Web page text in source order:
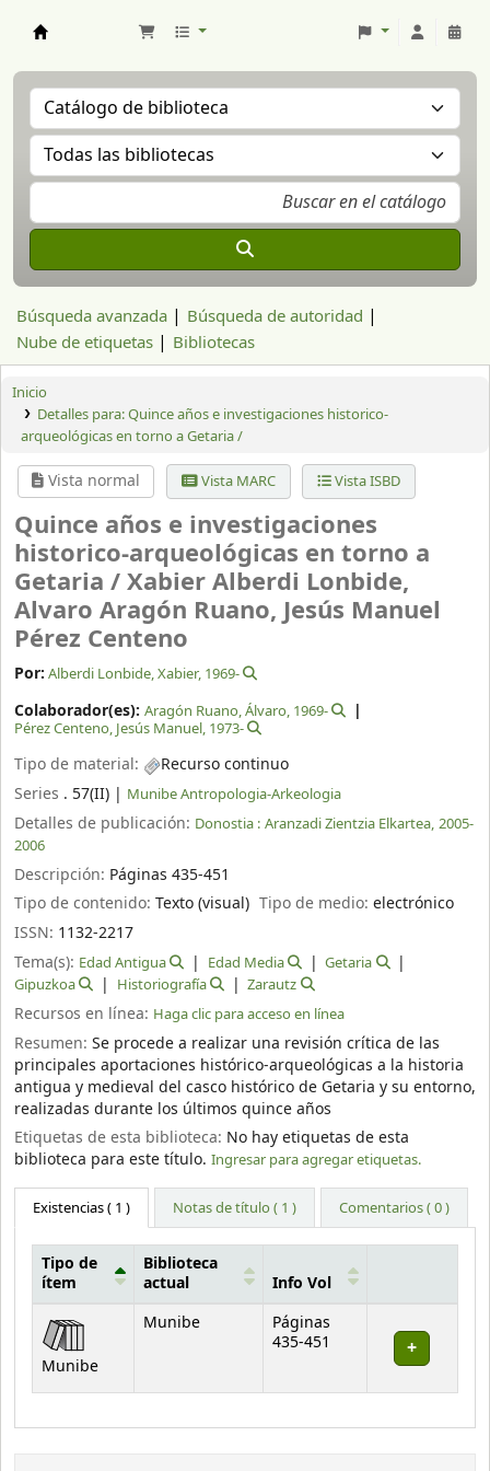
Búsqueda avanzada
Búsqueda de autoridad
Nube de etiquetas
Bibliotecas
Inicio
Detalles para:Quince años e investigaciones historico-
arqueológicas en torno a Getaria /
Vista normal Vista MARC Vista ISBD
Quince años e investigaciones
historico-arqueológicas en torno a
Getaria /Xabier Alberdi Lonbide,
Alvaro Aragón Ruano, Jesús Manuel
Pérez Centeno
Por: Alberdi Lonbide, Xabier, 1969-
Colaborador(es): Aragón Ruano, Álvaro, 1969-
Pérez Centeno, Jesús Manuel, 1973-
Tipo de material:
Recurso continuo
Series . 57(II) | Munibe Antropologia-Arkeologia
Detalles de publicación: Donostia : Aranzadi Zientzia Elkartea, 2005-
2006
Descripción: Páginas 435-451
Tipo de contenido: Texto (visual) Tipo de medio:electrónico
ISSN: 1132-2217
Tema(s): Edad Antigua Edad Media
Getaria
Gipuzkoa
Historiografía Zarautz
Recursos en línea: Haga clic para acceso en línea
Resumen: Se procede a realizar una revisión crítica de las
principales aportaciones histórico-arqueológicas a la historia
antigua y medieval del casco histórico de Getaria y su entorno,
realizadas durante los últimos quince años
Etiquetas de esta biblioteca: No hay etiquetas de esta
biblioteca para este título. Ingresar para agregar etiquetas.
Existencias( 1 ) Notas de título ( 1 ) Comentarios ( 0 )
Existencias
Tipo de
ítem
Biblioteca
actual
Info Vol
Munibe
Munibe
Páginas
435-451